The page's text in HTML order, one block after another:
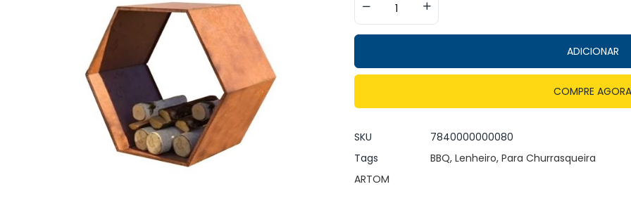
ADICIONAR
COMPRE
SKU
7840000000080
Tags
BBQ, Lenheiro, Para Churrasqueira
ARTOM